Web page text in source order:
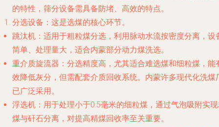
的特性，筛分设备需具备防堵、高效的特点。
分选设备 ：这是选煤的核心环节。
跳汰机 ：适用于粗粒煤分选，利用脉动水流按密度分离，设
简单、处理量大，适合内蒙部分动力煤洗选。
重介质旋流器 ：分选精度高，尤其适合难选煤和细粒煤，能
效降低灰分，但需配套介质回收系统。内蒙许多现代化洗煤
已广泛采用。
浮选机 ：用于处理小于0.5毫米的细粒煤，通过气泡吸附实
煤与矸石分离，对提高精煤回收率至关重要。